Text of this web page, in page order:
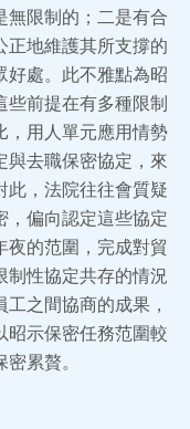
無限制的；二是有合
正地維護其所支撐的
好處。此不雅點為昭
些前提在有多種限制
，用人單元應用情勢
與去職保密協定，來
此，法院往往會質疑
，偏向認定這些協定
夜的范圍，完成對貿
制性協定共存的情況
之間協商的成果，
昭示保密任務范圍較
累贅。